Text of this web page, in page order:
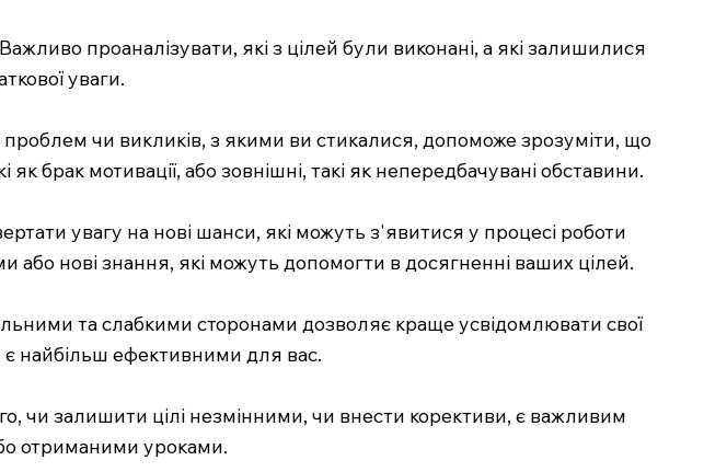
проаналізувати, які з цілей були виконані, а які залишилися
уваги.
чи викликів, з якими ви стикалися, допоможе зрозуміти, що
брак мотивації, або зовнішні, такі як непередбачувані обставини.
увагу на нові шанси, які можуть з'явитися у процесі роботи
нові знання, які можуть допомогти в досягненні ваших цілей.
та слабкими сторонами дозволяє краще усвідомлювати свої
є найбільш ефективними для вас.
чи залишити цілі незмінними, чи внести корективи, є важливим
отриманими уроками.